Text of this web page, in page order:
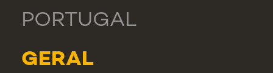
PORTUGAL
GERAL